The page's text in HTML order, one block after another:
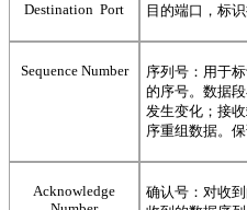
Destination Port 目的端口，标
Sequence Number 序列号：用于
的序号。数据
发生变化；接
序重组数据。
Acknowledge
确认号：对收